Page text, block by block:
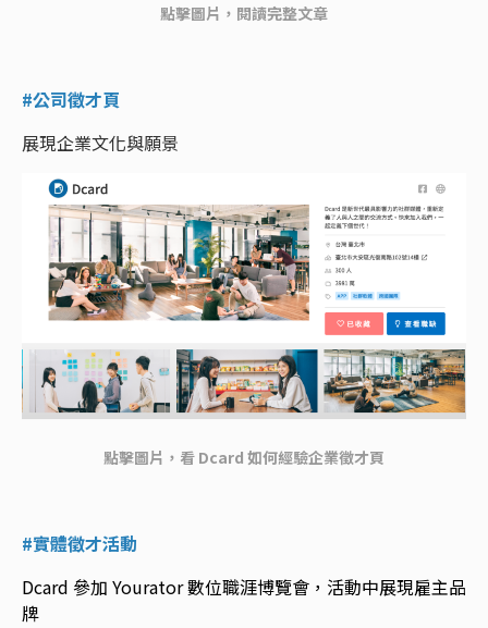
點擊圖片，閱讀完整文章
#公司徵才頁
展現企業文化與願景
點擊圖片，看 Dcard 如何經驗企業徵才頁
#實體徵才活動
Dcard 參加 Yourator 數位職涯博覽會，活動中展現雇主品
牌